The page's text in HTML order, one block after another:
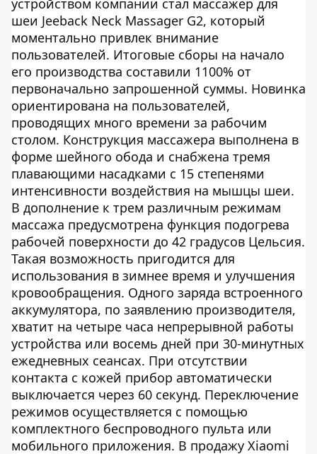
устройством компании стал массажер для
шеи Jeeback Neck Massager G2, который
моментально привлек внимание
пользователей. Итоговые сборы на начало
его производства составили 1100% от
первоначально запрошенной суммы. Новинка
ориентирована на пользователей,
проводящих много времени за рабочим
столом. Конструкция массажера выполнена в
форме шейного обода и снабжена тремя
плавающими насадками с 15 степенями
интенсивности воздействия на мышцы шеи.
В дополнение к трем различным режимам
массажа предусмотрена функция подогрева
рабочей поверхности до 42 градусов Цельсия.
Такая возможность пригодится для
использования в зимнее время и улучшения
кровообращения. Одного заряда встроенного
аккумулятора, по заявлению производителя,
хватит на четыре часа непрерывной работы
устройства или восемь дней при 30-минутных
ежедневных сеансах. При отсутствии
контакта с кожей прибор автоматически
выключается через 60 секунд. Переключение
режимов осуществляется с помощью
комплектного беспроводного пульта или
мобильного приложения. В продажу Xiaomi